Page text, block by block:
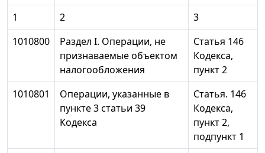
1
2
3
1010800
Раздел I. Операции, не
признаваемые объектом
налогообложения
Статья 146
Кодекса,
пункт 2
1010801
Операции, указанные в
пункте 3 статьи 39
Кодекса
Статья. 146
Кодекса,
пункт 2,
подпункт 1